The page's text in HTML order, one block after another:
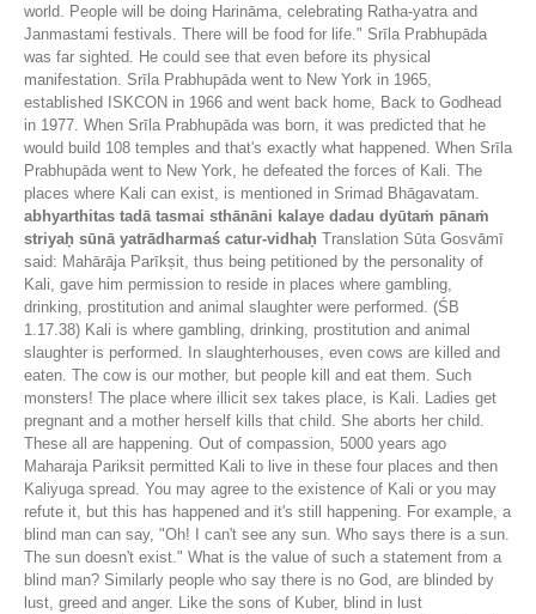
world. People will be doing Harināma, celebrating Ratha-yatra and
Janmastami festivals. There will be food for life." Srīla Prabhupāda
was far sighted. He could see that even before its physical
manifestation. Srīla Prabhupāda went to New York in 1965,
established ISKCON in 1966 and went back home, Back to Godhead
in 1977. When Srīla Prabhupāda was born, it was predicted that he
would build 108 temples and that's exactly what happened. When Srīla
Prabhupāda went to New York, he defeated the forces of Kali. The
places where Kali can exist, is mentioned in Srimad Bhāgavatam.
abhyarthitas tadā tasmai sthānāni kalaye dadau dyūtaṁ pānaṁ
striyaḥ sūnā yatrādharmaś catur-vidhaḥ Translation Sūta Gosvāmī
said: Mahārāja Parīkṣit, thus being petitioned by the personality of
Kali, gave him permission to reside in places where gambling,
drinking, prostitution and animal slaughter were performed. (ŚB
1.17.38) Kali is where gambling, drinking, prostitution and animal
slaughter is performed. In slaughterhouses, even cows are killed and
eaten. The cow is our mother, but people kill and eat them. Such
monsters! The place where illicit sex takes place, is Kali. Ladies get
pregnant and a mother herself kills that child. She aborts her child.
These all are happening. Out of compassion, 5000 years ago
Maharaja Pariksit permitted Kali to live in these four places and then
Kaliyuga spread. You may agree to the existence of Kali or you may
refute it, but this has happened and it's still happening. For example, a
blind man can say, "Oh! I can't see any sun. Who says there is a sun.
The sun doesn't exist." What is the value of such a statement from a
blind man? Similarly people who say there is no God, are blinded by
lust, greed and anger. Like the sons of Kuber, blind in lust